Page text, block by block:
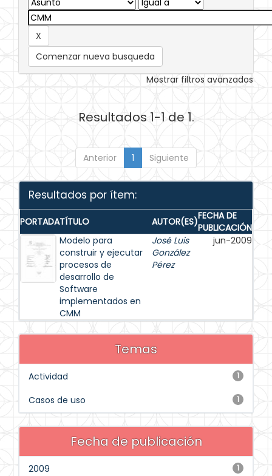
Comenzar nueva busqueda
Mostrar filtros avanzados
Resultados 1-1 de 1.
Anterior 1 Siguiente
Resultados por ítem:
PORTADATÍTULO AUTOR(ES)FECHA DE
PUBLICACIÓN
Modelo para
construir y ejecutar
procesos de
desarrollo de
Software
implementados en
CMM
José Luis
González
Pérez
jun-2009
Temas
1
Actividad
1
Casos de uso
Fecha de publicación
1
2009